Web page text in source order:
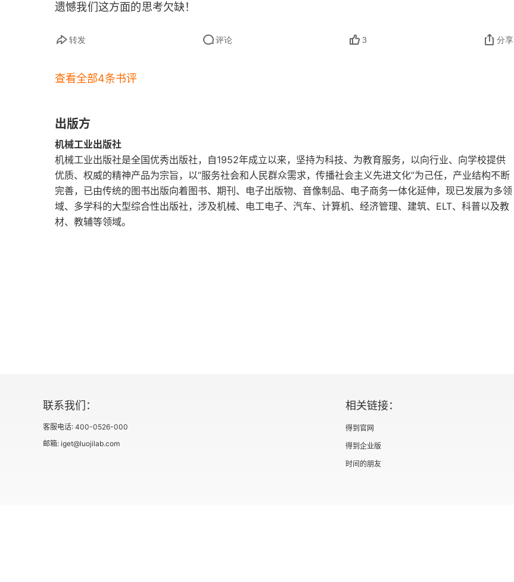
遗憾我们这方面的思考欠缺！
转发 评论 3 分享
查看全部4条书评
出版方
机械工业出版社
机械工业出版社是全国优秀出版社，自1952年成立以来，坚持为科技、为教育服务，以向行业、向学校提供
优质、权威的精神产品为宗旨，以“服务社会和人民群众需求，传播社会主义先进文化”为己任，产业结构不断
完善，已由传统的图书出版向着图书、期刊、电子出版物、音像制品、电子商务一体化延伸，现已发展为多领
域、多学科的大型综合性出版社，涉及机械、电工电子、汽车、计算机、经济管理、建筑、ELT、科普以及教
材、教辅等领域。
联系我们：
客服电话: 400-0526-000
邮箱: iget@luojilab.com
相关链接：
得到官网
得到企业版
时间的朋友